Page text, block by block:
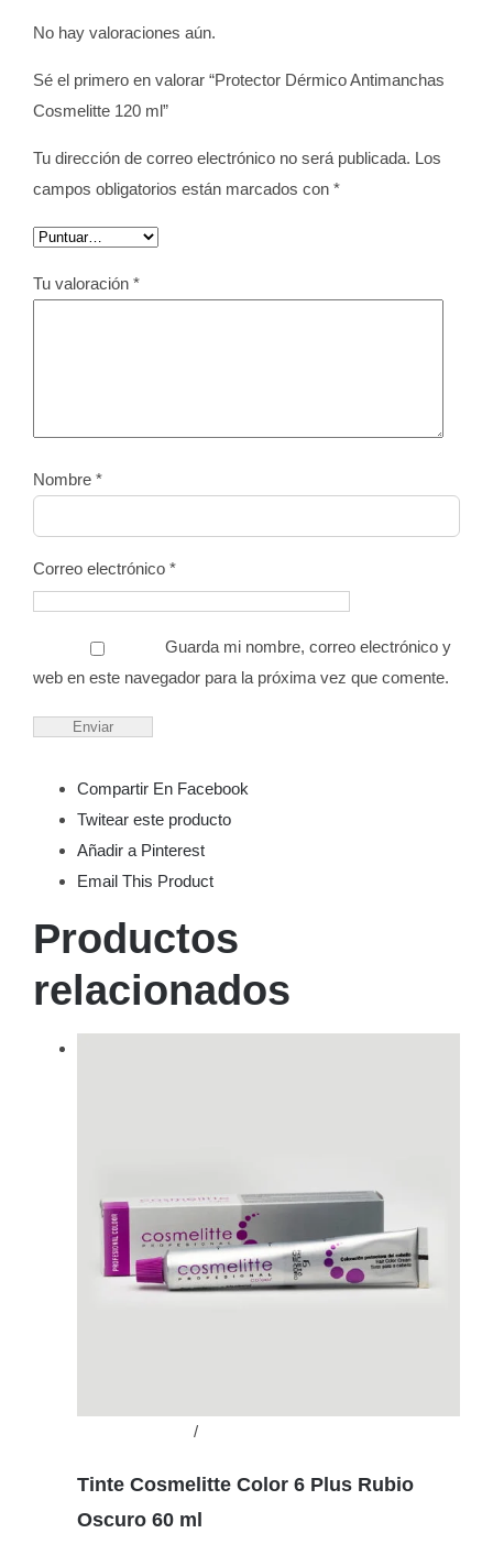
No hay valoraciones aún.
Sé el primero en valorar “Protector Dérmico Antimanchas
Cosmelitte 120 ml”
Tu dirección de correo electrónico no será publicada. Los
campos obligatorios están marcados con *
Tu valoración *
Nombre *
Correo electrónico *
Guarda mi nombre, correo electrónico y
web en este navegador para la próxima vez que comente.
Compartir En Facebook
Twitear este producto
Añadir a Pinterest
Email This Product
Productos
relacionados
/
Tinte Cosmelitte Color 6 Plus Rubio
Oscuro 60 ml